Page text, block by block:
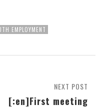
EMPLOYMENT
NEXT POST
[:en]First meeting